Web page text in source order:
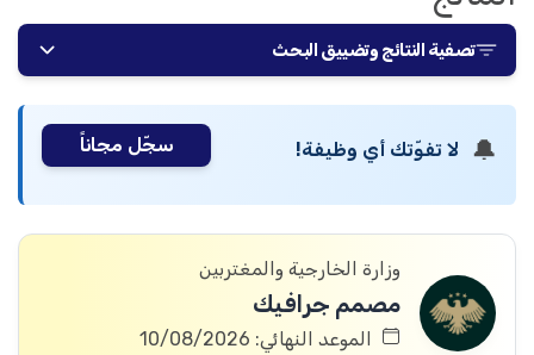
تصفية النتائج وتضييق البحث
🔔 لا تفوّتك أي وظيفة! سجّل مجاناً
وزارة الخارجية والمغتربين
مصمم جرافيك
الموعد النهائي: 10/08/2026